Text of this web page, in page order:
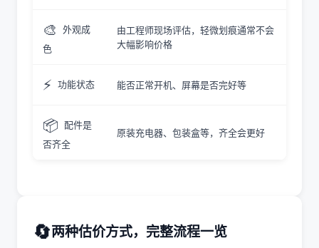
🎨
外观成
色
由工程师现场评估，轻微划痕通常不会
大幅影响价格
⚡ 功能状态 能否正常开机、屏幕是否完好等
📦 配件是
否齐全
原装充电器、包装盒等，齐全会更好
🔄两种估价方式，完整流程一览